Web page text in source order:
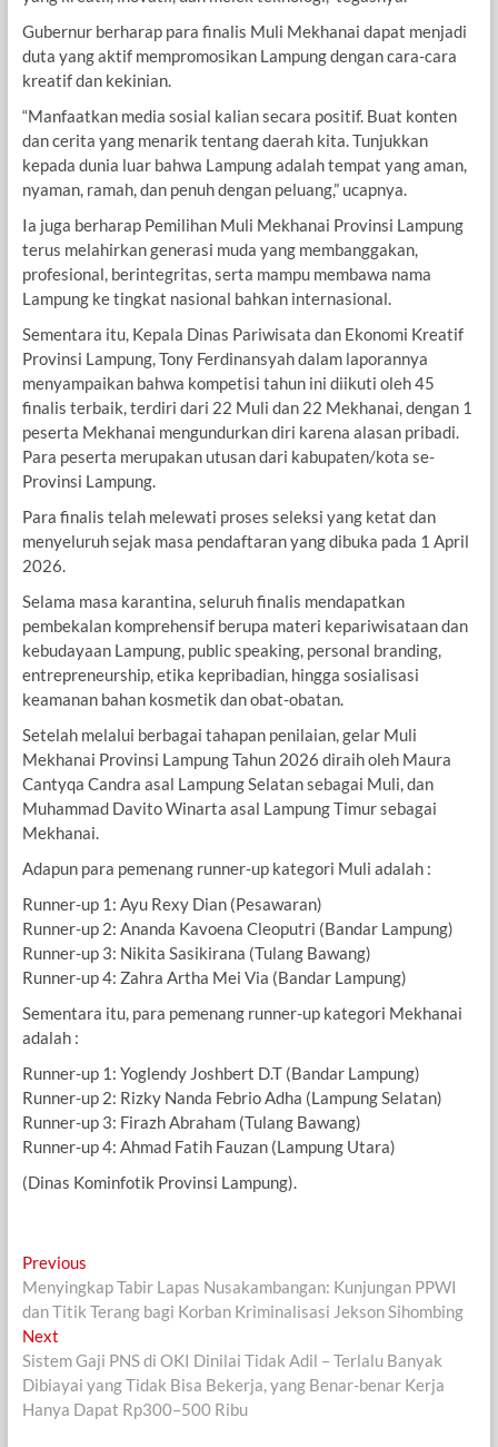
Gubernur berharap para finalis Muli Mekhanai dapat menjadi
duta yang aktif mempromosikan Lampung dengan cara-cara
kreatif dan kekinian.
“Manfaatkan media sosial kalian secara positif. Buat konten
dan cerita yang menarik tentang daerah kita. Tunjukkan
kepada dunia luar bahwa Lampung adalah tempat yang aman,
nyaman, ramah, dan penuh dengan peluang,” ucapnya.
Ia juga berharap Pemilihan Muli Mekhanai Provinsi Lampung
terus melahirkan generasi muda yang membanggakan,
profesional, berintegritas, serta mampu membawa nama
Lampung ke tingkat nasional bahkan internasional.
Sementara itu, Kepala Dinas Pariwisata dan Ekonomi Kreatif
Provinsi Lampung, Tony Ferdinansyah dalam laporannya
menyampaikan bahwa kompetisi tahun ini diikuti oleh 45
finalis terbaik, terdiri dari 22 Muli dan 22 Mekhanai, dengan 1
peserta Mekhanai mengundurkan diri karena alasan pribadi.
Para peserta merupakan utusan dari kabupaten/kota se-
Provinsi Lampung.
Para finalis telah melewati proses seleksi yang ketat dan
menyeluruh sejak masa pendaftaran yang dibuka pada 1 April
2026.
Selama masa karantina, seluruh finalis mendapatkan
pembekalan komprehensif berupa materi kepariwisataan dan
kebudayaan Lampung, public speaking, personal branding,
entrepreneurship, etika kepribadian, hingga sosialisasi
keamanan bahan kosmetik dan obat-obatan.
Setelah melalui berbagai tahapan penilaian, gelar Muli
Mekhanai Provinsi Lampung Tahun 2026 diraih oleh Maura
Cantyqa Candra asal Lampung Selatan sebagai Muli, dan
Muhammad Davito Winarta asal Lampung Timur sebagai
Mekhanai.
Adapun para pemenang runner-up kategori Muli adalah :
Runner-up 1: Ayu Rexy Dian (Pesawaran)
Runner-up 2: Ananda Kavoena Cleoputri (Bandar Lampung)
Runner-up 3: Nikita Sasikirana (Tulang Bawang)
Runner-up 4: Zahra Artha Mei Via (Bandar Lampung)
Sementara itu, para pemenang runner-up kategori Mekhanai
adalah :
Runner-up 1: Yoglendy Joshbert D.T (Bandar Lampung)
Runner-up 2: Rizky Nanda Febrio Adha (Lampung Selatan)
Runner-up 3: Firazh Abraham (Tulang Bawang)
Runner-up 4: Ahmad Fatih Fauzan (Lampung Utara)
(Dinas Kominfotik Provinsi Lampung).
Navigasi
pos
PreviousPrevious
post:
Menyingkap Tabir Lapas Nusakambangan: Kunjungan PPWI
dan Titik Terang bagi Korban Kriminalisasi Jekson Sihombing
NextNext
post:
Sistem Gaji PNS di OKI Dinilai Tidak Adil – Terlalu Banyak
Dibiayai yang Tidak Bisa Bekerja, yang Benar-benar Kerja
Hanya Dapat Rp300–500 Ribu